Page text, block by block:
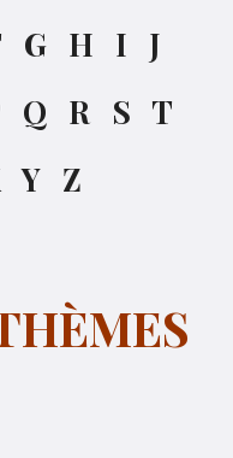
G H I J
Q R S T
Y Z